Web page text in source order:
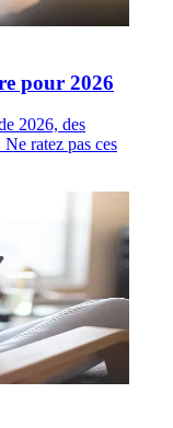
pour 2026
2026, des
ratez pas ces